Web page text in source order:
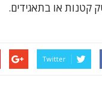
קטנות או בתאגידים.
Twitter